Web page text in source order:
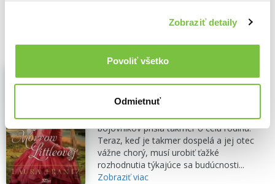
Zobraziť detaily
Povoliť všetko
Odmietnuť
Do košíka
Laura Frantz,i527.net(2023)
Morrow Littleovú prenasleduje spomienka
na deň, keď pri útoku šónijských
bojovníkov prišla takmer o celú rodinu.
Teraz, keď je takmer dospelá a jej otec
vážne chorý, musí urobiť ťažké
rozhodnutia týkajúce sa budúcnosti...
Zobraziť viac